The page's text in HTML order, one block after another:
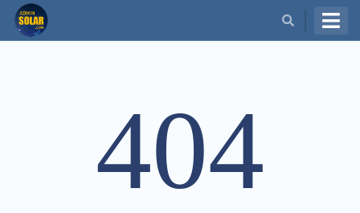
404